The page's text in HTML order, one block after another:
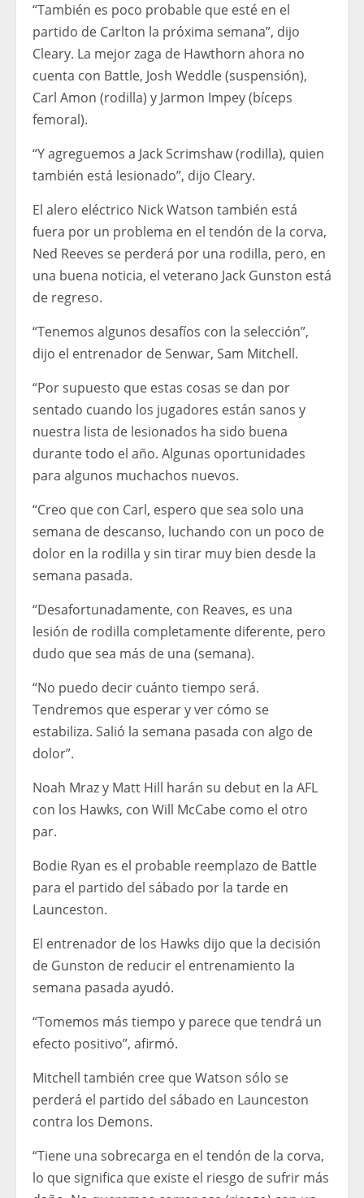
“También es poco probable que esté en el
partido de Carlton la próxima semana”, dijo
Cleary. La mejor zaga de Hawthorn ahora no
cuenta con Battle, Josh Weddle (suspensión),
Carl Amon (rodilla) y Jarmon Impey (bíceps
femoral).
“Y agreguemos a Jack Scrimshaw (rodilla), quien
también está lesionado”, dijo Cleary.
El alero eléctrico Nick Watson también está
fuera por un problema en el tendón de la corva,
Ned Reeves se perderá por una rodilla, pero, en
una buena noticia, el veterano Jack Gunston está
de regreso.
“Tenemos algunos desafíos con la selección”,
dijo el entrenador de Senwar, Sam Mitchell.
“Por supuesto que estas cosas se dan por
sentado cuando los jugadores están sanos y
nuestra lista de lesionados ha sido buena
durante todo el año. Algunas oportunidades
para algunos muchachos nuevos.
“Creo que con Carl, espero que sea solo una
semana de descanso, luchando con un poco de
dolor en la rodilla y sin tirar muy bien desde la
semana pasada.
“Desafortunadamente, con Reaves, es una
lesión de rodilla completamente diferente, pero
dudo que sea más de una (semana).
“No puedo decir cuánto tiempo será.
Tendremos que esperar y ver cómo se
estabiliza. Salió la semana pasada con algo de
dolor”.
Noah Mraz y Matt Hill harán su debut en la AFL
con los Hawks, con Will McCabe como el otro
par.
Bodie Ryan es el probable reemplazo de Battle
para el partido del sábado por la tarde en
Launceston.
El entrenador de los Hawks dijo que la decisión
de Gunston de reducir el entrenamiento la
semana pasada ayudó.
“Tomemos más tiempo y parece que tendrá un
efecto positivo”, afirmó.
Mitchell también cree que Watson sólo se
perderá el partido del sábado en Launceston
contra los Demons.
“Tiene una sobrecarga en el tendón de la corva,
lo que significa que existe el riesgo de sufrir más